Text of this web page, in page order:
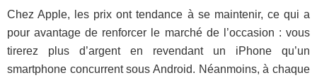
Chez Apple, les prix ont tendance à se maintenir, ce qui a
pour avantage de renforcer le marché de l’occasion : vous
tirerez plus d’argent en revendant un iPhone qu’un
smartphone concurrent sous Android. Néanmoins, à chaque